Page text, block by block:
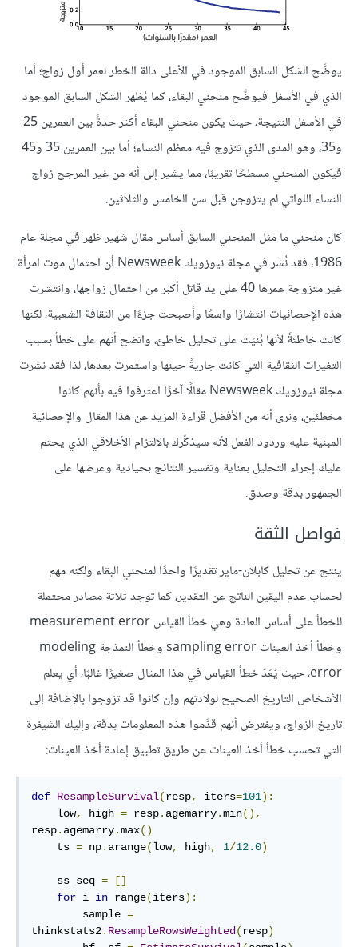
يوضَّح الشكل السابق الموجود في الأعلى دالة الخطر لعمر أول زواج؛ أما
الذي في الأسفل فيوضَّح منحني البقاء، كما يُظهر الشكل السابق الموجود
في الأسفل النتيجة، حيث يكون منحني البقاء أكثر حدةً بين العمرين 25
و35، وهو المدى الذي تتزوج فيه معظم النساء؛ أما بين العمرين 35 و45
فيكون المنحني مسطحًا تقريبًا، مما يشير إلى أنه من غير المرجح زواج
النساء اللواتي لم يتزوجن قبل سن الخامس والثلاثين.
كان منحني ما مثل المنحني السابق أساس مقال شهير ظهر في مجلة عام
1986، فقد نُشر في مجلة نيوزويك Newsweek أن احتمال موت امرأة
غير متزوجة عمرها 40 على يد قاتل أكبر من احتمال زواجها، وانتشرت
هذه الإحصائيات انتشارًا واسعًا وأصبحت جزءًا من الثقافة الشعبية، لكنها
كانت خاطئةً لأنها بُنيَت على تحليل خاطئ، واتضح أنهم على خطأ بسبب
التغيرات الثقافية التي كانت جاريةً حينها واستمرت بعدها، لذا فقد نشرت
مجلة نيوزويك Newsweek مقالًا آخرًا اعترفوا فيه بأنهم كانوا
مخطئين، ونرى أنه من الأفضل قراءة المزيد عن هذا المقال والإحصائية
المبنية عليه وردود الفعل لأنه سيذكِّرك بالالتزام الأخلاقي الذي يحتم
عليك إجراء التحليل بعناية وتفسير النتائج بحيادية وعرضها على
الجمهور بدقة وصدق.
فواصل الثقة
ينتج عن تحليل كابلان-ماير تقديرًا واحدًا لمنحني البقاء ولكنه مهم
لحساب عدم اليقين الناتج عن التقدير، كما توجد ثلاثة مصادر محتملة
للخطأ على أساس العادة وهي خطأ القياس measurement error
وخطأ أخذ العينات sampling error وخطأ النمذجة modeling
error، حيث يُعَدّ خطأ القياس في هذا المثال صغيرًا غالبًا، أي يعلم
الأشخاص التاريخ الصحيح لولادتهم وإن كانوا قد تزوجوا بالإضافة إلى
تاريخ الزواج، ويفترض أنهم قدَّموا هذه المعلومات بدقة، وإليك الشيفرة
التي تحسب خطأ أخذ العينات عن طريق تطبيق إعادة أخذ العينات:
def ResampleSurvival(resp, iters=101):
    low
, high = resp. agemarry.min(),
resp. agemarry.max()
    ts
= np. arange(low, high, 1/12.0)
    ss_seq
=
[]
for i in range(iters):
        sample
=
thinkstats2. ResampleRowsWeighted(resp)